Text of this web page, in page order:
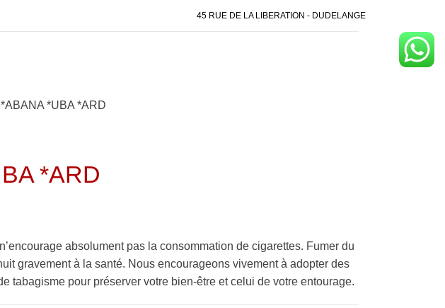
45 RUE DE LA LIBERATION - DUDELANGE
*UBA *ARD
*ARD
absolument pas la consommation de cigarettes. Fumer du
gravement à la santé. Nous encourageons vivement à adopter des
tabagisme pour préserver votre bien-être et celui de votre entourage.